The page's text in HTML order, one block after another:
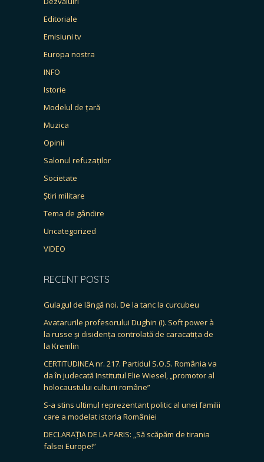
Editoriale
Emisiuni tv
Europa nostra
INFO
Istorie
Modelul de țară
Muzica
Opinii
Salonul refuzaților
Societate
Știri militare
Tema de gândire
Uncategorized
VIDEO
RECENT POSTS
Gulagul de lângă noi. De la tanc la curcubeu
Avatarurile profesorului Dughin (I). Soft power à
la russe și disidența controlată de caracatița de
la Kremlin
CERTITUDINEA nr. 217. Partidul S.O.S. România va
da în judecată Institutul Elie Wiesel, „promotor al
holocaustului culturii române”
S-a stins ultimul reprezentant politic al unei familii
care a modelat istoria României
DECLARAȚIA DE LA PARIS: „Să scăpăm de tirania
falsei Europe!”